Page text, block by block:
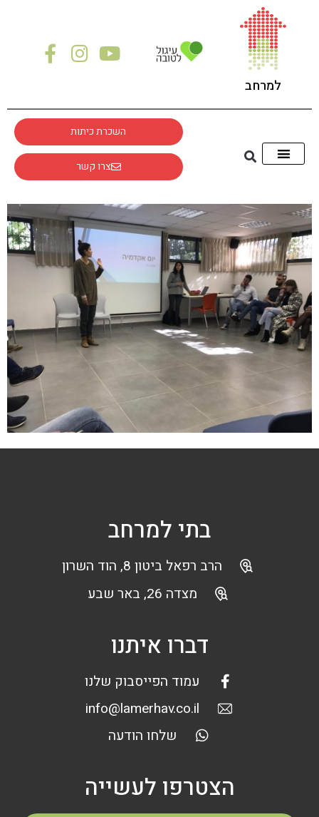
למרחב
השכרת כיתות
צרו קשר
בתי למרחב
הרב רפאל ביטון 8, הוד השרון
מצדה 26, באר שבע
דברו איתנו
עמוד הפייסבוק שלנו
info@lamerhav.co.il
שלחו הודעה
הצטרפו לעשייה